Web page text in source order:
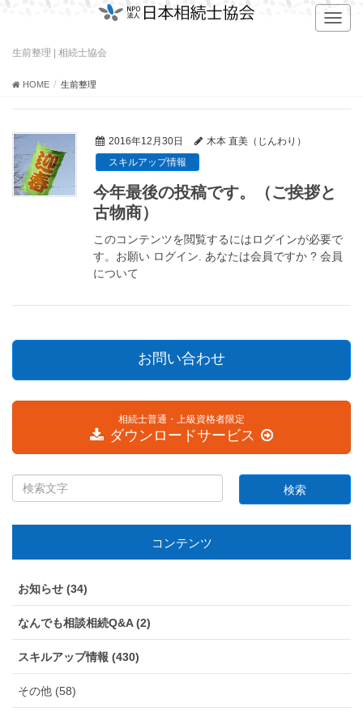
T
o
a
o
n
生前整理 | 相続士協会
HOME 生前整理
2016年12月30日
木本 直美（じんわり）
スキルアップ情報
今年最後の投稿です。（ご挨拶と
古物商）
このコンテンツを閲覧するにはログインが必要で
す。お願い ログイン. あなたは会員ですか ? 会員
について
お問い合わせ
相続士普通・上級資格者限定
ダウンロードサービス
コンテンツ
お知らせ (34)
なんでも相談相続Q&A (2)
スキルアップ情報 (430)
その他 (58)